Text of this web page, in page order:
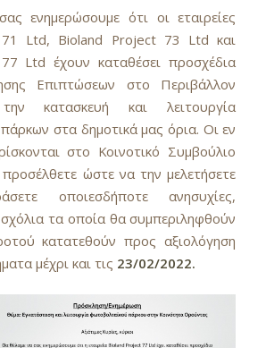
ενημερώσουμε ότι οι εταιρείες
Ltd, Bioland Project 73 Ltd και
Ltd έχουν καταθέσει προσχέδια
Επιπτώσεων στο Περιβάλλον
κατασκευή και λειτουργία
στα δημοτικά μας όρια. Οι εν
στο Κοινοτικό Συμβούλιο
ώστε να την μελετήσετε
οποιεσδήποτε ανησυχίες,
σχόλια τα οποία θα συμπεριληφθούν
κατατεθούν προς αξιολόγηση
μέχρι και τις 23/02/2022.